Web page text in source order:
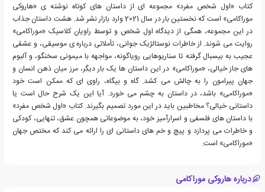
کتاب «اول شخص مفرد» مجموعه ای از داستان های کوتاه نوشته ی «هاروکی
موراکامی» است که نخستین بار در سال 2021 وارد بازار نشر شد. هشت داستان جذاب
در این مجموعه، همگی از دیدگاه اول شخص و توسط راویان کلاسیک «موراکامی»
روایت می شوند. از خاطرات نوستالژیک جوانی، تأملاتی درباره ی موسیقی، و عشقی
عجیب به بیسبال گرفته تا سناریوهایی رویاگونه، مواجهه با میمونی سخنگو، و آلبوم
های جاز خیالی، «موراکامی» در این داستان ها یک بار دیگر، مرز میان ذهن انسان و
جهان پیرامون را به چالش می کشد. گاه و بیگاه، راوی ای که ممکن است خود
«موراکامی» باشد، در داستان به چشم می خورد. آیا این یک شرح حال است یا
داستانی خیالی؟ مخاطبین باید در این مورد تصمیم بگیرند. کتاب «اول شخص مفرد»
با داستان های فلسفی و اسرارآمیز خود، به موضوعاتی همچون عشق، تنهایی، کودکی
و خاطرات می پردازد و پیچ و خم های داستانی ای را ارائه می کند که مختص جهان
«موراکامی» است.
درباره هاروکی موراکامی